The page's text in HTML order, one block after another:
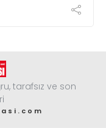
tarafsız ve son